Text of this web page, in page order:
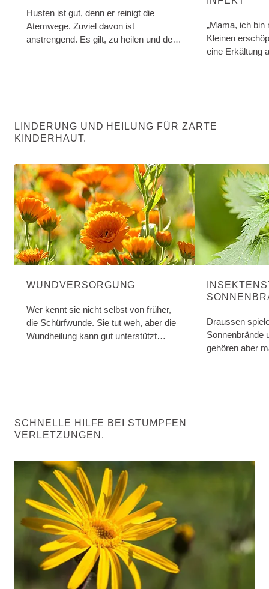
Husten ist gut, denn er reinigt die
Atemwege. Zuviel davon ist
anstrengend. Es gilt, zu heilen und den
„Mama, ich bin
Kleinen
LINDERUNG UND HEILUNG FÜR ZARTE
KINDERHAUT.
WUNDVERSORGUNG
Wer kennt sie nicht selbst von früher,
die Schürfwunde. Sie tut weh, aber die
Wundheilung kann gut unterstützt
Draussen
Sonnenbrände
gehören aber
SCHNELLE HILFE BEI STUMPFEN
VERLETZUNGEN.